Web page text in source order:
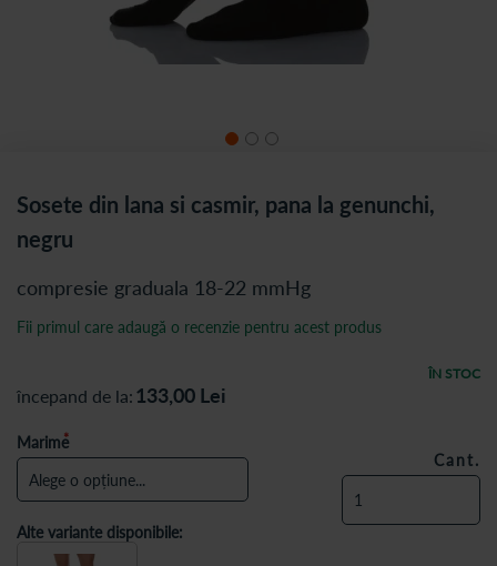
Sosete din lana si casmir, pana la genunchi,
negru
compresie graduala 18-22 mmHg
ÎN STOC
Fii primul care adaugă o recenzie pentru acest produs
începand de la 133,00 Lei
Marime
Cant.
Alte variante disponibile: